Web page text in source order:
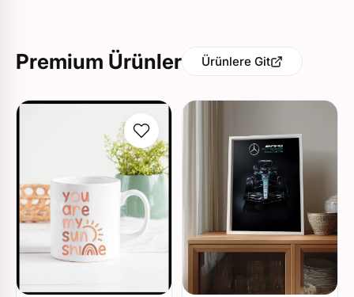
Premium Ürünler Ürünlere Git